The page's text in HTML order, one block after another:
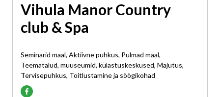
Vihula Manor Country
club & Spa
Seminarid maal, Aktiivne puhkus, Pulmad maal,
Teematalud, muuseumid, külastuskeskused, Majutus,
Tervisepuhkus, Toitlustamine ja söögikohad